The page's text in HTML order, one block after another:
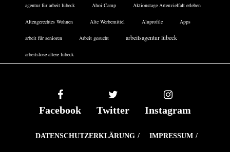
agentur für arbeit lübeck Ahoi Camp Aktionstage Artenvielfalt erleben
Altengerechtes Wohnen Alte Werbemittel Aluprofile Apps
arbeit für senioren Arbeit gesucht arbeitsagentur lübeck
arbeitslose ältere lübeck
Facebook Twitter Instagram
DATENSCHUTZERKLÄRUNG IMPRESSUM